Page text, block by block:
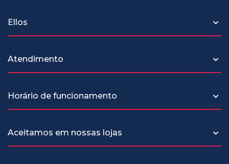
Ellos
Atendimento
Horário de funcionamento
Aceitamos em nossas lojas